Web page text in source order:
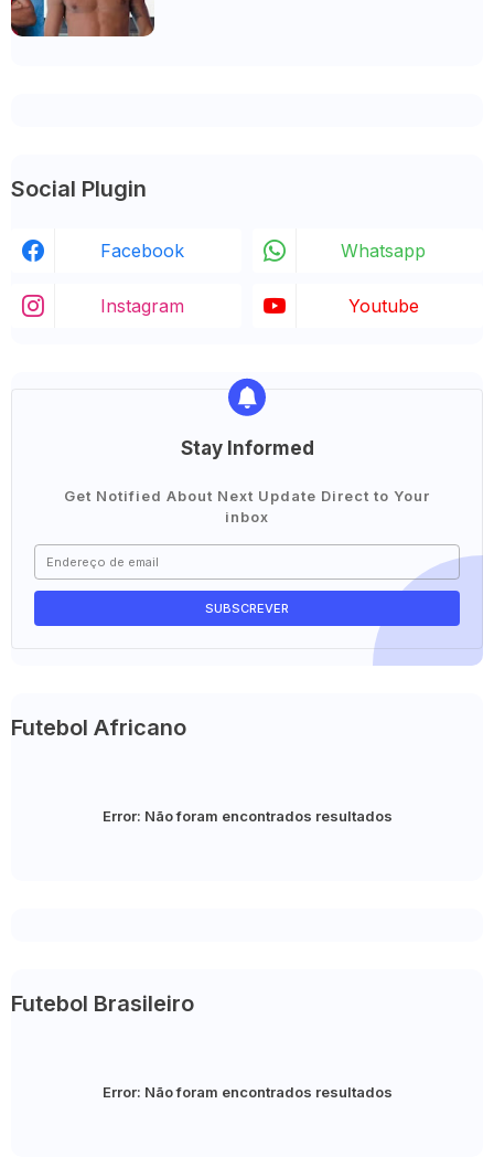
Social Plugin
Facebook Whatsapp
Instagram Youtube
Stay Informed
Get Notified About Next Update Direct to Your
inbox
Futebol Africano
Error: Não foram encontrados resultados
Futebol Brasileiro
Error: Não foram encontrados resultados